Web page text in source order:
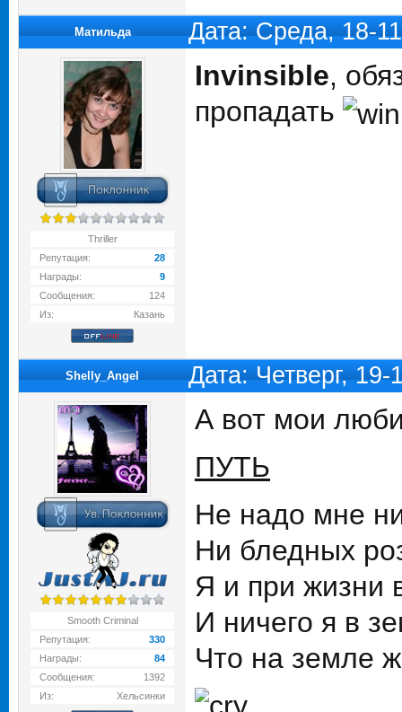
Матильда Дата: Среда, 18-
Thriller
Репутация:
28
Награды:
9
Сообщения:
124
Из:
Казань
Invinsible,
пропадать
Shelly_Angel Дата: Четверг,
Smooth Criminal
Репутация:
330
Награды:
84
Сообщения:
1392
Из:
Хельсинки
А вот мои
ПУТЬ
Не надо мне
Ни бледных
Я и при жизни
И ничего я в
Что на земле